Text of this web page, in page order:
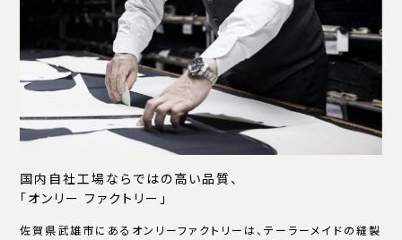
国内自社工場ならではの高い品質、
「オンリー ファクトリー」
佐賀県武雄市にあるオンリーファクトリーは、テーラーメイドの縫製